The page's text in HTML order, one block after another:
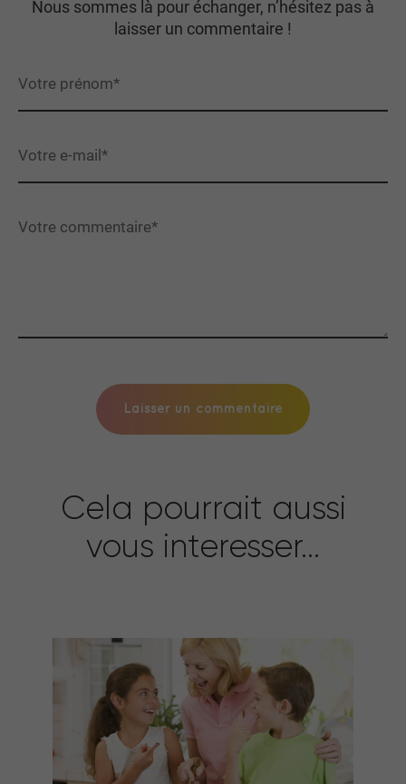
Nous sommes là pour échanger, n’hésitez pas à
laisser un commentaire !
Cela pourrait aussi
vous interesser...